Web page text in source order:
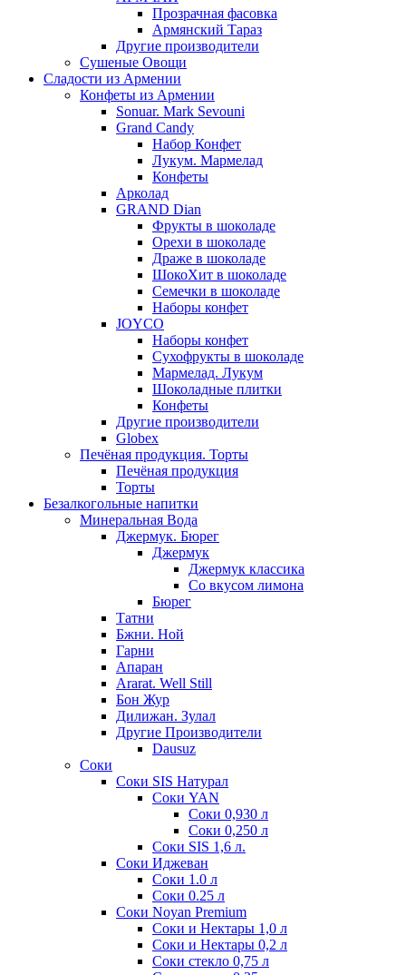
Прозрачная фасовка
Армянский Тараз
Другие производители
Сушеные Овощи
Сладости из Армении
Конфеты из Армении
Sonuar. Mark Sevouni
Grand Candy
Набор Конфет
Лукум. Мармелад
Конфеты
Арколад
GRAND Dian
Фрукты в шоколаде
Орехи в шоколаде
Драже в шоколаде
ШокоХит в шоколаде
Семечки в шоколаде
Наборы конфет
JOYCO
Наборы конфет
Сухофрукты в шоколаде
Мармелад. Лукум
Шоколадные плитки
Конфеты
Другие производители
Globex
Печёная продукция. Торты
Печёная продукция
Торты
Безалкогольные напитки
Минеральная Вода
Джермук. Бюрег
Джермук
Джермук классика
Со вкусом лимона
Бюрег
Татни
Бжни. Ной
Гарни
Апаран
Ararat. Well Still
Бон Жур
Дилижан. Зулал
Другие Производители
Dausuz
Соки
Соки SIS Натурал
Соки YAN
Соки 0,930 л
Соки 0,250 л
Соки SIS 1,6 л.
Соки Иджеван
Соки 1.0 л
Соки 0.25 л
Соки Noyan Premium
Соки и Нектары 1,0 л
Соки и Нектары 0,2 л
Соки стекло 0,75 л